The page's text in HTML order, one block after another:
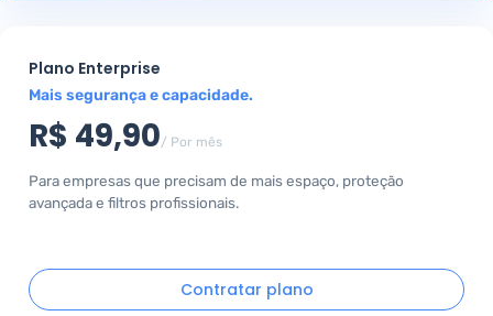
Plano Enterprise
Mais segurança e capacidade.
R$ 49,90/ Por mês
Para empresas que precisam de mais espaço, proteção
avançada e filtros profissionais.
Contratar plano